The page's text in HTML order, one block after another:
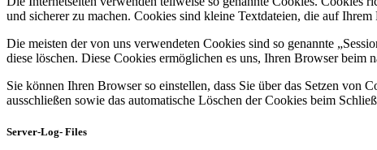
und sicherer zu machen. Cookies sind kleine Textdateien, die auf
Die meisten der von uns verwendeten Cookies sind so genannte
diese löschen. Diese Cookies ermöglichen es uns, Ihren Browser beim
Sie können Ihren Browser so einstellen, dass Sie über das Setzen
ausschließen sowie das automatische Löschen der Cookies beim
Server-Log- Files